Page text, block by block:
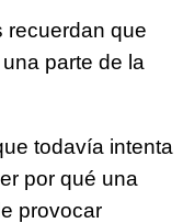
recuerdan que
parte de la
todavía intenta
por qué una
provocar